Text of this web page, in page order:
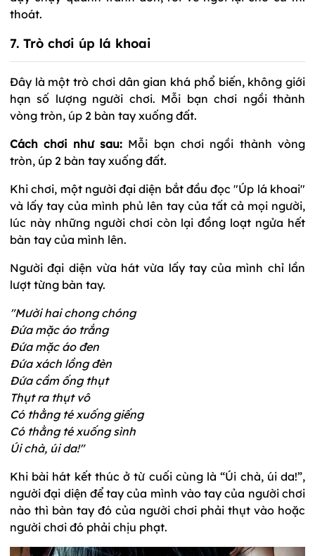
thoát.
7. Trò chơi úp lá khoai
Đây là một trò chơi dân gian khá phổ biến, không giới
hạn số lượng người chơi. Mỗi bạn chơi ngồi thành
vòng tròn, úp 2 bàn tay xuống đất.
Cách chơi như sau: Mỗi bạn chơi ngồi thành vòng
tròn, úp 2 bàn tay xuống đất.
Khi chơi, một người đại diện bắt đầu đọc "Úp lá khoai"
và lấy tay của mình phủ lên tay của tất cả mọi người,
lúc này những người chơi còn lại đồng loạt ngửa hết
bàn tay của mình lên.
Người đại diện vừa hát vừa lấy tay của mình chỉ lần
lượt từng bàn tay.
"Mười hai chong chóng
Đứa mặc áo trắng
Đứa mặc áo đen
Đứa xách lồng đèn
Đứa cầm ống thụt
Thụt ra thụt vô
Có thằng té xuống giếng
Có thằng té xuống sình
Úi chà, úi da!"
Khi bài hát kết thúc ở từ cuối cùng là “Úi chà, úi da!”,
người đại diện để tay của mình vào tay của người chơi
nào thì bàn tay đó của người chơi phải thụt vào hoặc
người chơi đó phải chịu phạt.